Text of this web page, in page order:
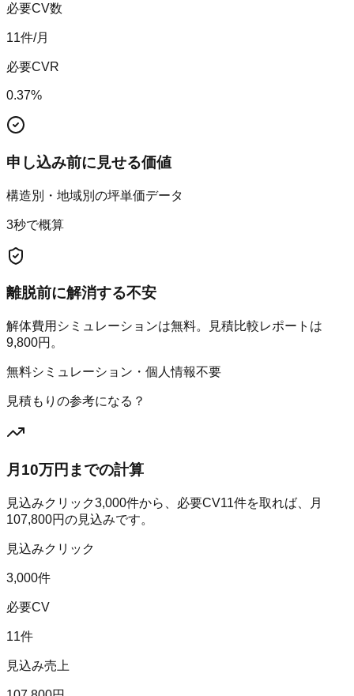
必要CV数
11件/月
必要CVR
0.37%
申し込み前に見せる価値
構造別・地域別の坪単価データ
3秒で概算
離脱前に解消する不安
解体費用シミュレーションは無料。見積比較レポートは
9,800円。
無料シミュレーション・個人情報不要
見積もりの参考になる？
月10万円までの計算
見込みクリック3,000件から、必要CV11件を取れば、月
107,800円の見込みです。
見込みクリック
3,000件
必要CV
11件
見込み売上